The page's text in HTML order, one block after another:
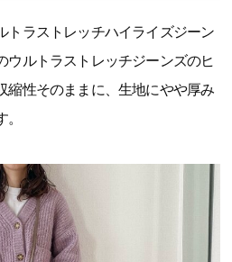
トラストレッチハイライズジーン
ウルトラストレッチジーンズのヒ
縮性そのままに、生地にやや厚み